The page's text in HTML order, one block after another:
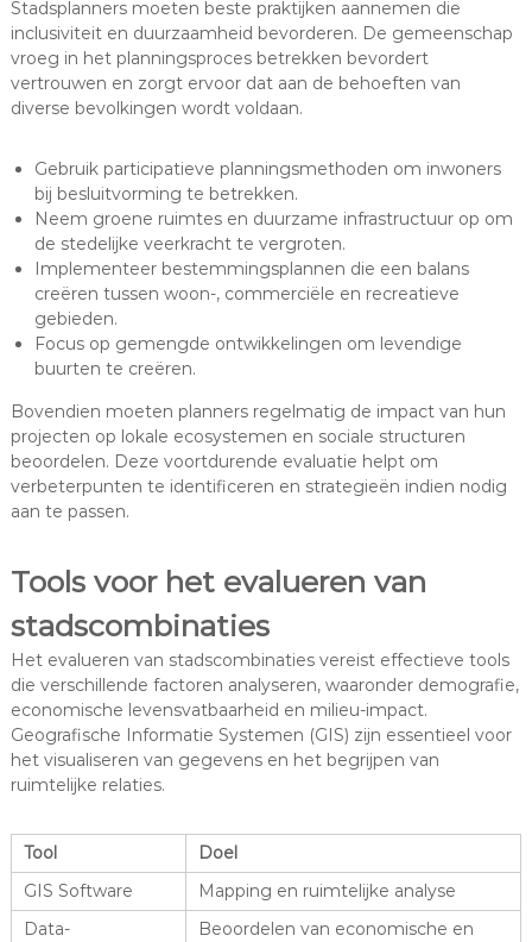
Stadsplanners moeten beste praktijken aannemen die
inclusiviteit en duurzaamheid bevorderen. De gemeenschap
vroeg in het planningsproces betrekken bevordert
vertrouwen en zorgt ervoor dat aan de behoeften van
diverse bevolkingen wordt voldaan.
Gebruik participatieve planningsmethoden om inwoners
bij besluitvorming te betrekken.
Neem groene ruimtes en duurzame infrastructuur op om
de stedelijke veerkracht te vergroten.
Implementeer bestemmingsplannen die een balans
creëren tussen woon-, commerciële en recreatieve
gebieden.
Focus op gemengde ontwikkelingen om levendige
buurten te creëren.
Bovendien moeten planners regelmatig de impact van hun
projecten op lokale ecosystemen en sociale structuren
beoordelen. Deze voortdurende evaluatie helpt om
verbeterpunten te identificeren en strategieën indien nodig
aan te passen.
Tools voor het evalueren van
stadscombinaties
Het evalueren van stadscombinaties vereist effectieve tools
die verschillende factoren analyseren, waaronder demografie,
economische levensvatbaarheid en milieu-impact.
Geografische Informatie Systemen (GIS) zijn essentieel voor
het visualiseren van gegevens en het begrijpen van
ruimtelijke relaties.
Tool
Doel
GIS Software
Mapping en ruimtelijke analyse
Data-
Beoordelen van economische en